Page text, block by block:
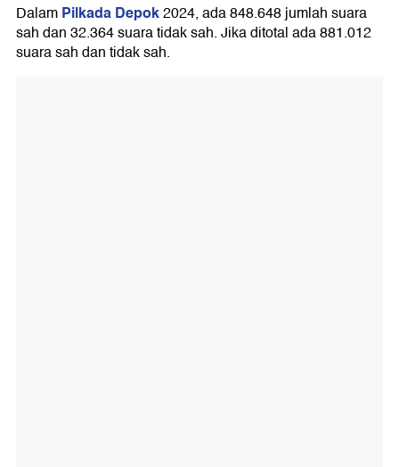
DalamPilkada Depok2024, ada 848.648 jumlah suara
sah dan 32.364 suara tidak sah. Jika ditotal ada 881.012
suara sah dan tidak sah.